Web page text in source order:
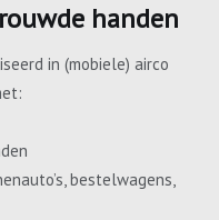
handen
in (mobiele) airco
bestelwagens,